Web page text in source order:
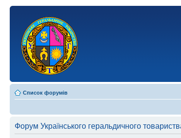
Список форумів
Форум Українського геральдичного